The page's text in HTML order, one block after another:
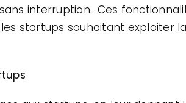
interruption.. Ces
startups souhaitant exploiter